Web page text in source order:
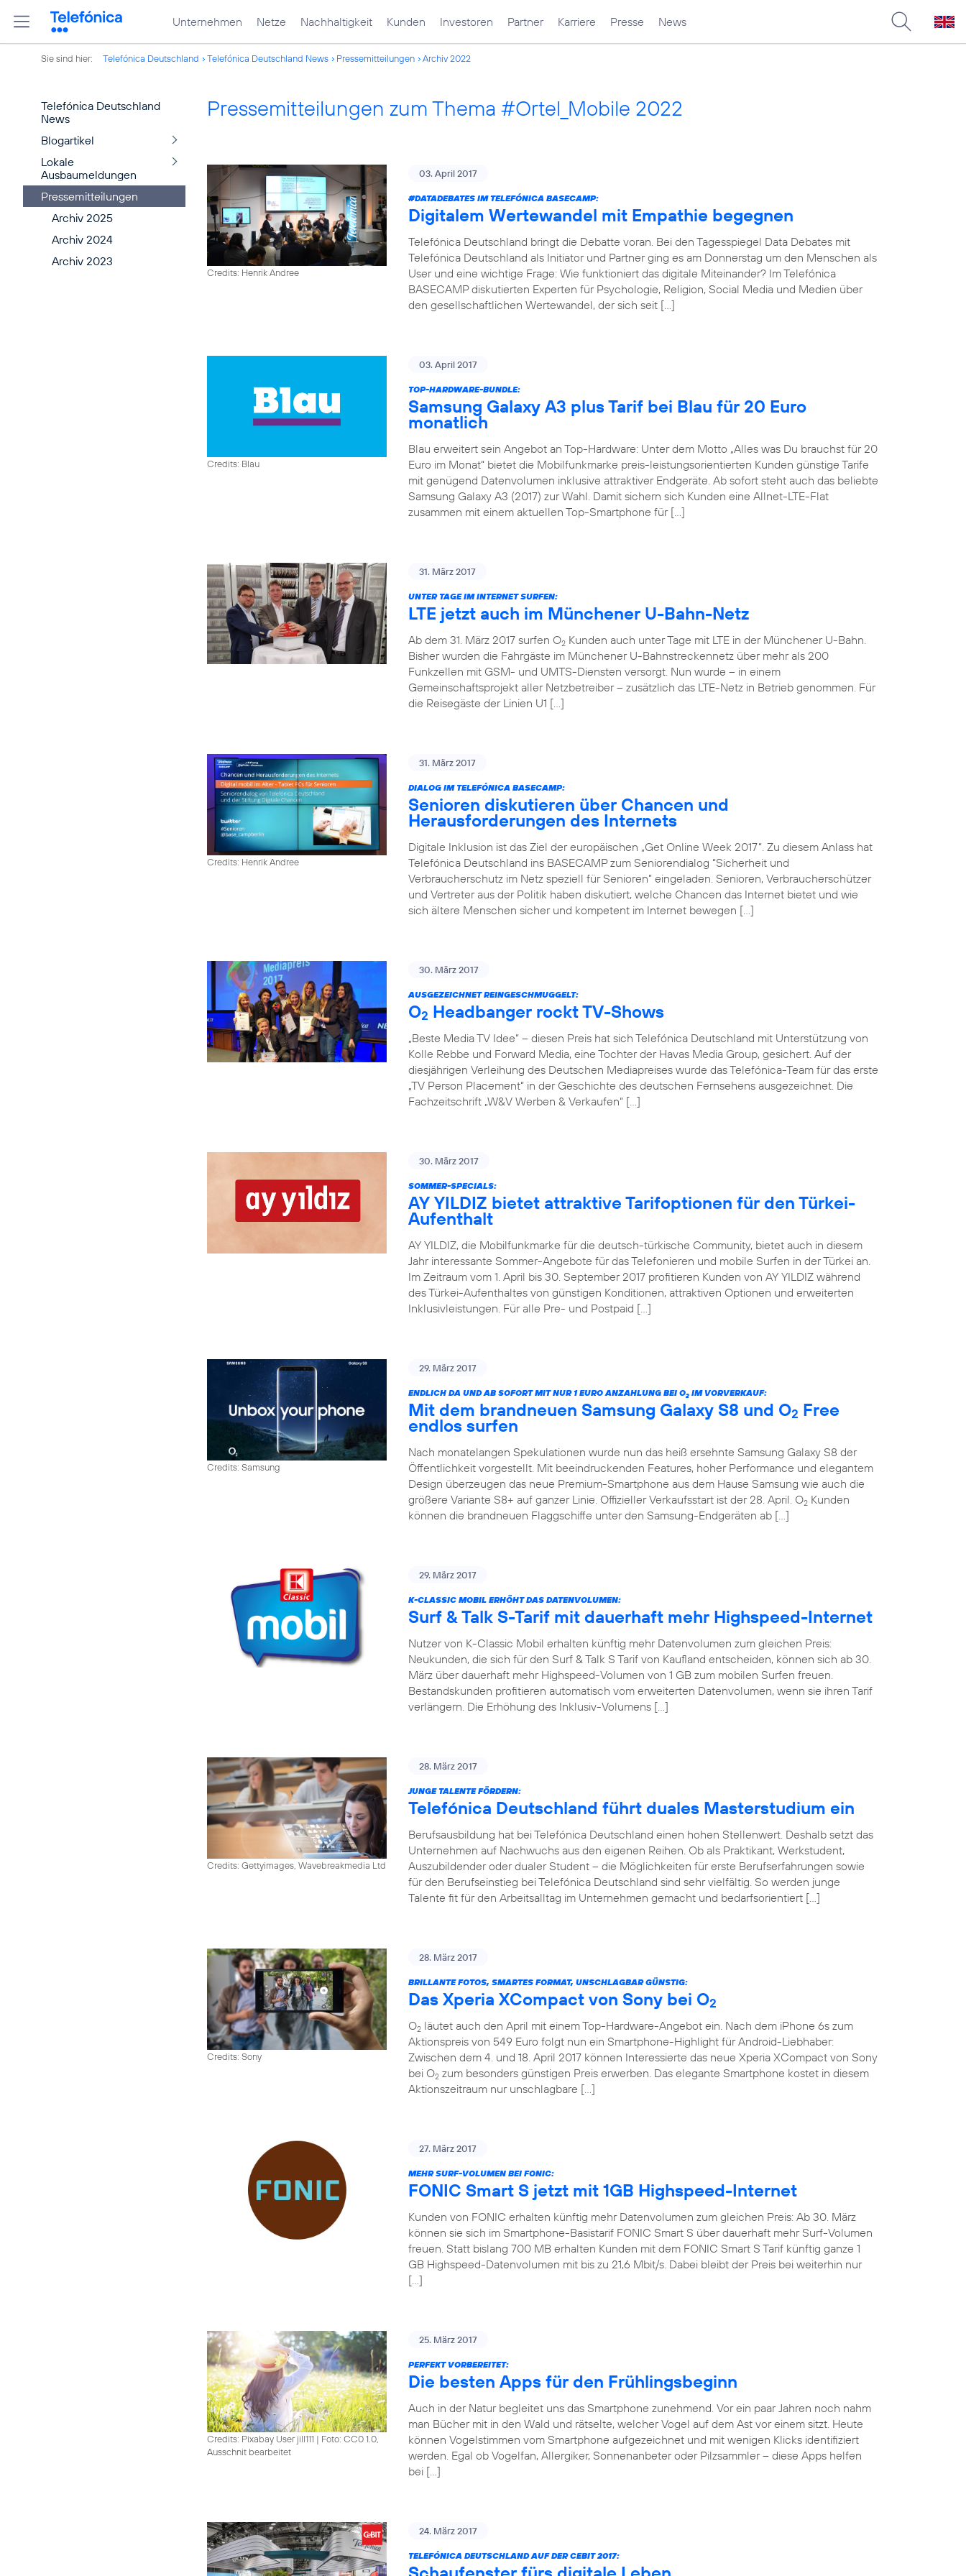
Unternehmen Netze Nachhaltigkeit Kunden Investoren Partner Karriere Presse News
Sie sind hier: Telefónica Deutschland Telefónica Deutschland News Pressemitteilungen Archiv 2022
Telefónica Deutschland
News
Blogartikel
Lokale
Ausbaumeldungen
Pressemitteilungen
Archiv 2025
Archiv 2024
Archiv 2023
Pressemitteilungen zum Thema #Ortel_Mobile 2022
Credits: Henrik Andree
03. April 2017
#DATADEBATES IM TELEFÓNICA BASECAMP:
Digitalem Wertewandel mit Empathie begegnen
Telefónica Deutschland bringt die Debatte voran. Bei den Tagesspiegel Data Debates mit
Telefónica Deutschland als Initiator und Partner ging es am Donnerstag um den Menschen als
User und eine wichtige Frage: Wie funktioniert das digitale Miteinander? Im Telefónica
BASECAMP diskutierten Experten für Psychologie, Religion, Social Media und Medien über
den gesellschaftlichen Wertewandel, der sich seit […]
Credits: Blau
03. April 2017
TOP-HARDWARE-BUNDLE:
Samsung Galaxy A3 plus Tarif bei Blau für 20 Euro
monatlich
Blau erweitert sein Angebot an Top-Hardware: Unter dem Motto „Alles was Du brauchst für 20
Euro im Monat“ bietet die Mobilfunkmarke preis-leistungsorientierten Kunden günstige Tarife
mit genügend Datenvolumen inklusive attraktiver Endgeräte. Ab sofort steht auch das beliebte
Samsung Galaxy A3 (2017) zur Wahl. Damit sichern sich Kunden eine Allnet-LTE-Flat
zusammen mit einem aktuellen Top-Smartphone für […]
31. März 2017
UNTER TAGE IM INTERNET SURFEN:
LTE jetzt auch im Münchener U-Bahn-Netz
Ab dem 31. März 2017 surfen O2 Kunden auch unter Tage mit LTE in der Münchener U-Bahn.
Bisher wurden die Fahrgäste im Münchener U-Bahnstreckennetz über mehr als 200
Funkzellen mit GSM- und UMTS-Diensten versorgt. Nun wurde – in einem
Gemeinschaftsprojekt aller Netzbetreiber – zusätzlich das LTE-Netz in Betrieb genommen. Für
die Reisegäste der Linien U1 […]
Credits: Henrik Andree
31. März 2017
DIALOG IM TELEFÓNICA BASECAMP:
Senioren diskutieren über Chancen und
Herausforderungen des Internets
Digitale Inklusion ist das Ziel der europäischen „Get Online Week 2017“. Zu diesem Anlass hat
Telefónica Deutschland ins BASECAMP zum Seniorendialog “Sicherheit und
Verbraucherschutz im Netz speziell für Senioren” eingeladen. Senioren, Verbraucherschützer
und Vertreter aus der Politik haben diskutiert, welche Chancen das Internet bietet und wie
sich ältere Menschen sicher und kompetent im Internet bewegen […]
30. März 2017
AUSGEZEICHNET REINGESCHMUGGELT:
O2 Headbanger rockt TV-Shows
„Beste Media TV Idee“ – diesen Preis hat sich Telefónica Deutschland mit Unterstützung von
Kolle Rebbe und Forward Media, eine Tochter der Havas Media Group, gesichert. Auf der
diesjährigen Verleihung des Deutschen Mediapreises wurde das Telefónica-Team für das erste
„TV Person Placement“ in der Geschichte des deutschen Fernsehens ausgezeichnet. Die
Fachzeitschrift „W&V Werben & Verkaufen“ […]
30. März 2017
SOMMER-SPECIALS:
AY YILDIZ bietet attraktive Tarifoptionen für den Türkei-
Aufenthalt
AY YILDIZ, die Mobilfunkmarke für die deutsch-türkische Community, bietet auch in diesem
Jahr interessante Sommer-Angebote für das Telefonieren und mobile Surfen in der Türkei an.
Im Zeitraum vom 1. April bis 30. September 2017 profitieren Kunden von AY YILDIZ während
des Türkei-Aufenthaltes von günstigen Konditionen, attraktiven Optionen und erweiterten
Inklusivleistungen. Für alle Pre- und Postpaid […]
Credits: Samsung
29. März 2017
ENDLICH DA UND AB SOFORT MIT NUR 1 EURO ANZAHLUNG BEI O2 IM VORVERKAUF:
Mit dem brandneuen Samsung Galaxy S8 und O2 Free
endlos surfen
Nach monatelangen Spekulationen wurde nun das heiß ersehnte Samsung Galaxy S8 der
Öffentlichkeit vorgestellt. Mit beeindruckenden Features, hoher Performance und elegantem
Design überzeugen das neue Premium-Smartphone aus dem Hause Samsung wie auch die
größere Variante S8+ auf ganzer Linie. Offizieller Verkaufsstart ist der 28. April. O2 Kunden
können die brandneuen Flaggschiffe unter den Samsung-Endgeräten ab […]
29. März 2017
K-CLASSIC MOBIL ERHÖHT DAS DATENVOLUMEN:
Surf & Talk S-Tarif mit dauerhaft mehr Highspeed-Internet
Nutzer von K-Classic Mobil erhalten künftig mehr Datenvolumen zum gleichen Preis:
Neukunden, die sich für den Surf & Talk S Tarif von Kaufland entscheiden, können sich ab 30.
März über dauerhaft mehr Highspeed-Volumen von 1 GB zum mobilen Surfen freuen.
Bestandskunden profitieren automatisch vom erweiterten Datenvolumen, wenn sie ihren Tarif
verlängern. Die Erhöhung des Inklusiv-Volumens […]
Credits: Gettyimages, Wavebreakmedia Ltd
28. März 2017
JUNGE TALENTE FÖRDERN:
Telefónica Deutschland führt duales Masterstudium ein
Berufsausbildung hat bei Telefónica Deutschland einen hohen Stellenwert. Deshalb setzt das
Unternehmen auf Nachwuchs aus den eigenen Reihen. Ob als Praktikant, Werkstudent,
Auszubildender oder dualer Student – die Möglichkeiten für erste Berufserfahrungen sowie
für den Berufseinstieg bei Telefónica Deutschland sind sehr vielfältig. So werden junge
Talente fit für den Arbeitsalltag im Unternehmen gemacht und bedarfsorientiert […]
Credits: Sony
28. März 2017
BRILLANTE FOTOS, SMARTES FORMAT, UNSCHLAGBAR GÜNSTIG:
Das Xperia XCompact von Sony bei O2
O2 läutet auch den April mit einem Top-Hardware-Angebot ein. Nach dem iPhone 6s zum
Aktionspreis von 549 Euro folgt nun ein Smartphone-Highlight für Android-Liebhaber:
Zwischen dem 4. und 18. April 2017 können Interessierte das neue Xperia XCompact von Sony
bei O2 zum besonders günstigen Preis erwerben. Das elegante Smartphone kostet in diesem
Aktionszeitraum nur unschlagbare […]
27. März 2017
MEHR SURF-VOLUMEN BEI FONIC:
FONIC Smart S jetzt mit 1GB Highspeed-Internet
Kunden von FONIC erhalten künftig mehr Datenvolumen zum gleichen Preis: Ab 30. März
können sie sich im Smartphone-Basistarif FONIC Smart S über dauerhaft mehr Surf-Volumen
freuen. Statt bislang 700 MB erhalten Kunden mit dem FONIC Smart S Tarif künftig ganze 1
GB Highspeed-Datenvolumen mit bis zu 21,6 Mbit/s. Dabei bleibt der Preis bei weiterhin nur
[…]
Credits: Pixabay User jill111 | Foto: CC0 1.0,
Ausschnit bearbeitet
25. März 2017
PERFEKT VORBEREITET:
Die besten Apps für den Frühlingsbeginn
Auch in der Natur begleitet uns das Smartphone zunehmend. Vor ein paar Jahren noch nahm
man Bücher mit in den Wald und rätselte, welcher Vogel auf dem Ast vor einem sitzt. Heute
können Vogelstimmen vom Smartphone aufgezeichnet und mit wenigen Klicks identifiziert
werden. Egal ob Vogelfan, Allergiker, Sonnenanbeter oder Pilzsammler – diese Apps helfen
bei […]
24. März 2017
TELEFÓNICA DEUTSCHLAND AUF DER CEBIT 2017: